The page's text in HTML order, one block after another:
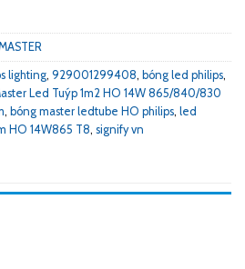
lighting, 929001299408, bóng led philips,
Led Tuýp 1m2 HO 14W 865/840/830
, bóng master ledtube HO philips, led
HO 14W865 T8, signify vn